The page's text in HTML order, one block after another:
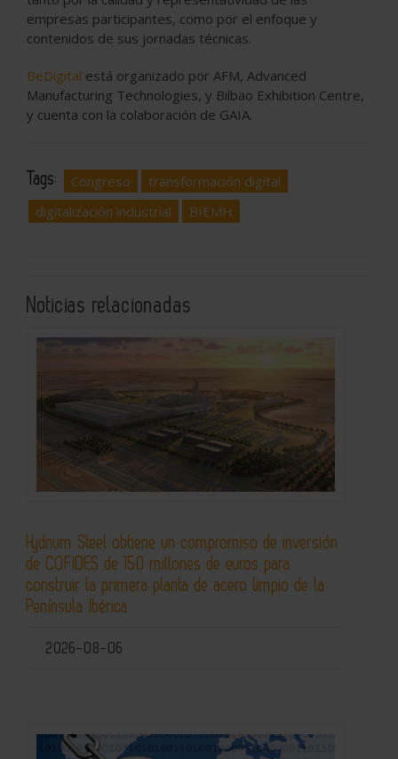
empresas participantes, como por el enfoque y
contenidos de sus jornadas técnicas.
BeDigital está organizado por AFM, Advanced
Manufacturing Technologies, y Bilbao Exhibition Centre,
y cuenta con la colaboración de GAIA.
Tags: Congreso
transformación digital
digitalización industrial
BIEMH
Noticias relacionadas
Hydnum Steel obtiene un compromiso de inversión
de COFIDES de 150 millones de euros para
construir la primera planta de acero limpio de la
Península Ibérica
2026-08-06